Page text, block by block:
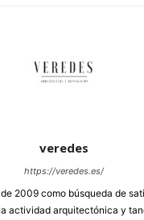
veredes
https://veredes.es/
2009 como búsqueda de
actividad arquitectónica y